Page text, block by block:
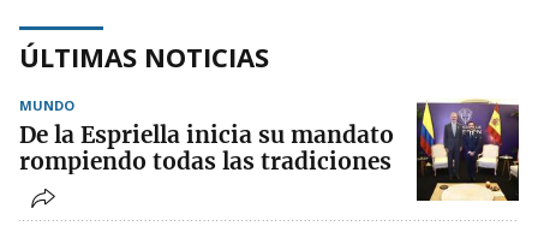
ÚLTIMAS NOTICIAS
MUNDO
De la Espriella inicia su mandato
rompiendo todas las tradiciones